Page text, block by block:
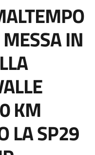
IN
KM
LA SP29